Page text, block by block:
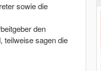
sowie die
den
teilweise sagen die